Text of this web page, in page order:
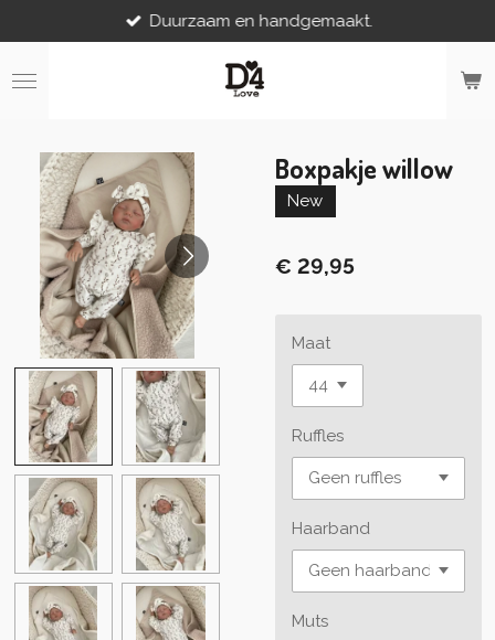
direct
naar
de
Duurzaam en handgemaakt.
Boxpakje willow
New
€ 29,95
Maat
Ruffles
Haarband
Muts